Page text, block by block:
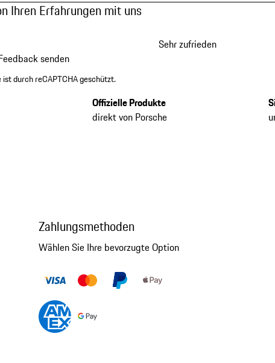
Ihren Erfahrungen mit uns
Sehr zufrieden
senden
ist durch reCAPTCHA geschützt.
Offizielle Produkte
direkt von Porsche
Zahlungsmethoden
Wählen Sie Ihre bevorzugte Option